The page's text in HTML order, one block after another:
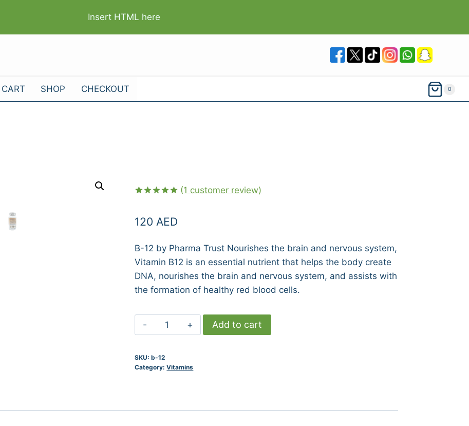
Insert HTML here
CART SHOP CHECKOUT 0
based on
(1 customer review)
120AED
B-12 by Pharma Trust Nourishes the brain and nervous system,
Vitamin B12 is an essential nutrient that helps the body create
DNA, nourishes the brain and nervous system, and assists with
the formation of healthy red blood cells.
12
Add to cart
SKU:b-12
Category:Vitamins